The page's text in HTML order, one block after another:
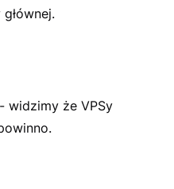
widzimy że VPSy